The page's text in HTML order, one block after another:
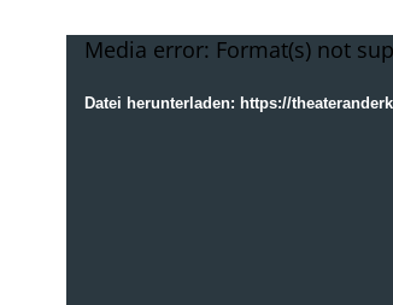
Video-
Media error: Format(s) not
Datei herunterladen: https://